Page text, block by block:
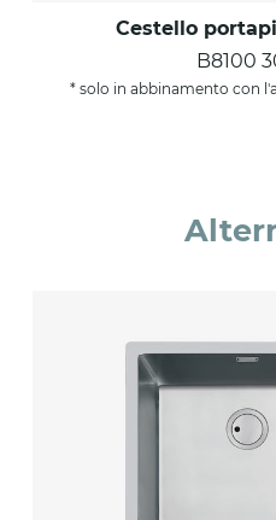
Cestello
B8100
* solo in abbinamento con